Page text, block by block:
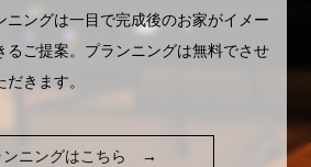
ニングは一目で完成後のお家がイメー
るご提案。プランニングは無料でさせ
だきます。
ンニングはこちら →